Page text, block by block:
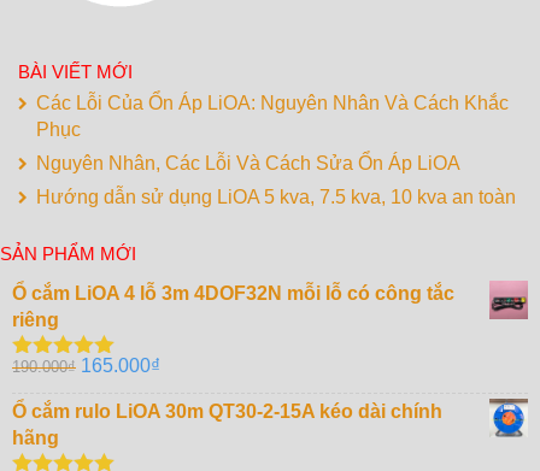
BÀI VIẾT MỚI
Các Lỗi Của Ổn Áp LiOA: Nguyên Nhân Và Cách Khắc
Phục
Nguyên Nhân, Các Lỗi Và Cách Sửa Ổn Áp LiOA
Hướng dẫn sử dụng LiOA 5 kva, 7.5 kva, 10 kva an toàn
SẢN PHẨM MỚI
Ổ cắm LiOA 4 lỗ 3m 4DOF32N mỗi lỗ có công tắc
riêng
Được xếp
sao
190.000₫ Giá
là:
165.000₫
tại
Ổ cắm rulo LiOA 30m QT30-2-15A kéo dài chính
hãng